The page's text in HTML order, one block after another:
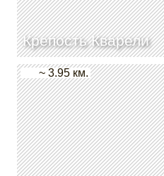
Крепость Кварели
~ 3.95 км.